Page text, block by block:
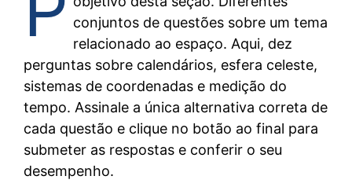
conjuntos de questões sobre um tema
relacionado ao espaço. Aqui, dez
perguntas sobre calendários, esfera celeste,
sistemas de coordenadas e medição do
tempo. Assinale a única alternativa correta de
cada questão e clique no botão ao final para
submeter as respostas e conferir o seu
desempenho.